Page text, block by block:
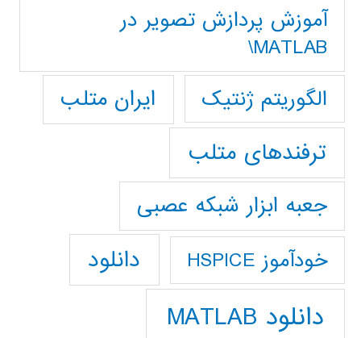
آموزش پردازش تصوير در
MATLAB\
الگوریتم ژنتیک
ایران متلب
ترفندهای متلب
جعبه ابزار شبکه عصبی
خودآموز HSPICE دانلود
دانلود MATLAB